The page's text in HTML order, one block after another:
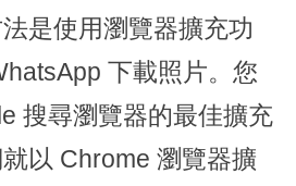
法是使用瀏覽器擴充功
下載照片。您
搜尋瀏覽器的最佳擴充
以 Chrome 瀏覽器擴